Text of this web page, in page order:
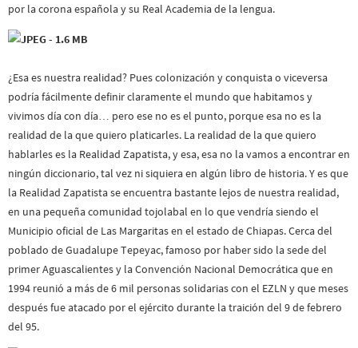
por la corona española y su Real Academia de la lengua.
¿Esa es nuestra realidad? Pues colonización y conquista o viceversa
podría fácilmente definir claramente el mundo que habitamos y
vivimos día con día… pero ese no es el punto, porque esa no es la
realidad de la que quiero platicarles. La realidad de la que quiero
hablarles es la Realidad Zapatista, y esa, esa no la vamos a encontrar en
ningún diccionario, tal vez ni siquiera en algún libro de historia. Y es que
la Realidad Zapatista se encuentra bastante lejos de nuestra realidad,
en una pequeña comunidad tojolabal en lo que vendría siendo el
Municipio oficial de Las Margaritas en el estado de Chiapas. Cerca del
poblado de Guadalupe Tepeyac, famoso por haber sido la sede del
primer Aguascalientes y la Convención Nacional Democrática que en
1994 reunió a más de 6 mil personas solidarias con el EZLN y que meses
después fue atacado por el ejército durante la traición del 9 de febrero
del 95.